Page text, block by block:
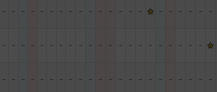
－ － － － － － － － － － － － － － － － － － － － －
－ － － － － － － － － － － － － － － － － － － － －
－ － － － － － － － － － － － － － － － － － － － － －